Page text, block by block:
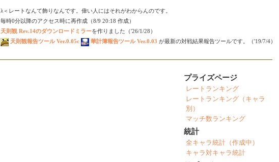
λ＜レートなんて飾りなんです。偉い人にはそれがわからんのです。
毎時0分以降のアクセス時に再作成（8/9 20:18 作成）
天則観 Rev.14のダウンロードミラーを作りました（'26/1/28）
天則観報告ツール Ver.0.05c
華計簿報告ツール Ver.0.03 が最新の対戦結果報告ツールです。（'19/7/4）
プライズページ
レートランキング
レートランキング（キャラ
別）
マッチ数ランキング
統計
全キャラ統計（作成中）
キャラ対キャラ統計